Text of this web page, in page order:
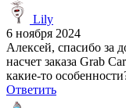
Lily
6 ноября 2024
Алексей, спасибо
насчет заказа Grab
какие-то
Ответить